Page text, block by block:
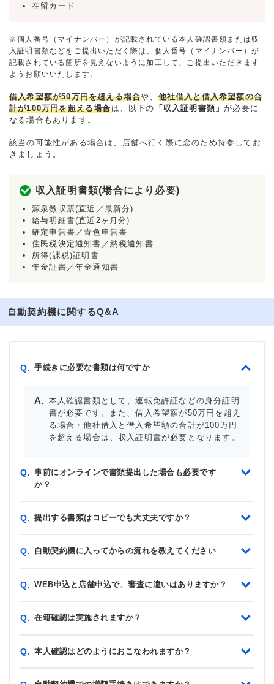
在留カード
※個人番号（マイナンバー）が記載されている本人確認書類または収
入証明書類などをご提出いただく際は、個人番号（マイナンバー）が
記載されている箇所を見えないように加工して、ご提出いただきます
ようお願いいたします。
借入希望額が50万円を超える場合や、 他社借入と借入希望額の合
計が100万円を超える場合は、以下の 「収入証明書類」が必要に
なる場合もあります。
該当の可能性がある場合は、店舗へ行く際に念のため持参してお
きましょう。
収入証明書類(場合により必要)
源泉徴収票(直近／最新分)
給与明細書(直近2ヶ月分)
確定申告書／青色申告書
住民税決定通知書／納税通知書
所得(課税)証明書
年金証書／年金通知書
自動契約機に関するQ&A
Q. 手続きに必要な書類は何ですか
本人確認書類として、運転免許証などの身分証明
書が必要です。また、借入希望額が50万円を超え
る場合・他社借入と借入希望額の合計が100万円
を超える場合は、収入証明書が必要となります。
Q. 事前にオンラインで書類提出した場合も必要です
か？
Q. 提出する書類はコピーでも大丈夫ですか？
Q. 自動契約機に入ってからの流れを教えてください
Q. WEB申込と店舗申込で、審査に違いはありますか？
Q. 在籍確認は実施されますか？
Q. 本人確認はどのようにおこなわれますか？